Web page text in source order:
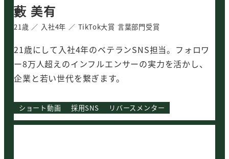
藪 美有
21歳 ／ 入社4年 ／ TikTok大賞 言葉部門受賞
21歳にして入社4年のベテランSNS担当。フォロワ
ー8万人超えのインフルエンサーの実力を活かし、
企業と若い世代を繋ぎます。
ショート動画 採用SNS リバースメンター